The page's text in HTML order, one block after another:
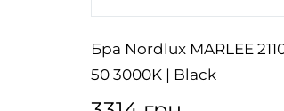
Бра Nordlux MARLEE
50 3000K | Black